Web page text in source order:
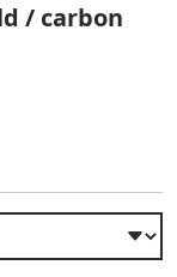
/ carbon